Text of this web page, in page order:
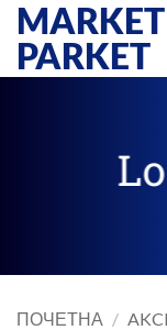
Прескочи
садржај
MARKET
PARKET
ПОЧЕТНА /